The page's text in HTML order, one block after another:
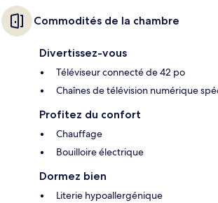
Commodités de la chambre
Divertissez-vous
Téléviseur connecté de 42 po
Chaînes de télévision numérique
Profitez du confort
Chauffage
Bouilloire électrique
Dormez bien
Literie hypoallergénique